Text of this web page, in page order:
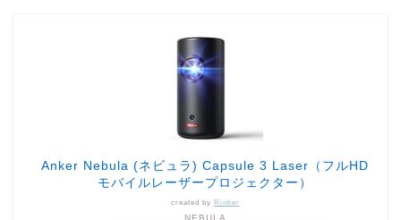
Anker Nebula (ネビュラ) Capsule 3 Laser（フルHD
モバイルレーザープロジェクター）
created by Rinker
NEBULA